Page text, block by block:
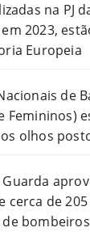
na PJ
2023,
Europeia
de
Femininos)
olhos
Guarda
cerca de